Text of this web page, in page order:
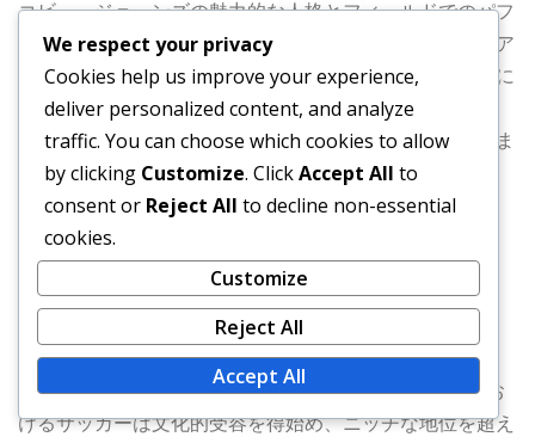
コビー・ジョーンズの魅力的な人格とフィールドでのパフ
ォーマンスは、彼をメディアの注目の頻繁な対象にし、ア
メリカのスポーツ文化におけるサッカーの存在感をさらに
高めました。メディア報道が拡大するにつれて、一般の
人々のサッカーに対する理解と評価が高まるのに寄与しま
した。
アメリカにおけるサッカ
ーの文化的受容
1990年代後半から2000年代初頭にかけて、アメリカにお
けるサッカーは文化的受容を得始め、ニッチな地位を超え
We respect your privacy
Cookies help us improve your experience,
deliver personalized content, and analyze
traffic. You can choose which cookies to allow
by clicking Customize. ClickAccept All to
consent or Reject All to decline non-essential
cookies.
Customize
Reject All
Accept All